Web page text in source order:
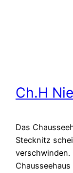
Ch.H
Das
Stecknitz
verschwinden.